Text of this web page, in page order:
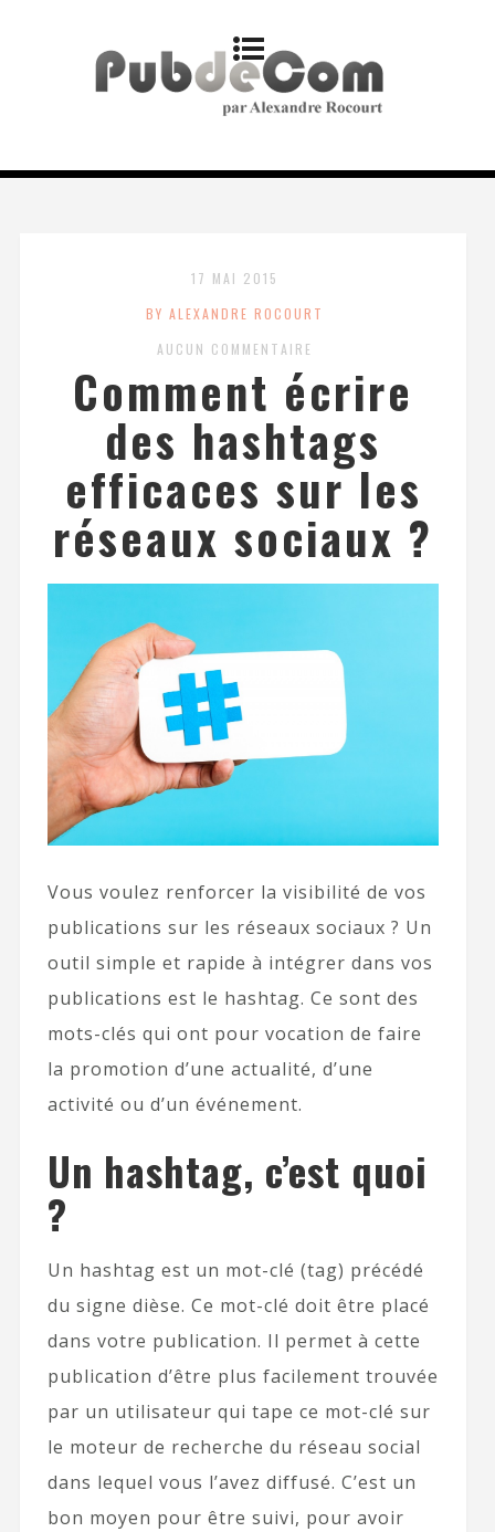
17 MAI 2015
BY ALEXANDRE ROCOURT
AUCUN COMMENTAIRE
Comment écrire
des hashtags
efficaces sur les
réseaux sociaux ?
Vous voulez renforcer la visibilité de vos
publications sur les réseaux sociaux ? Un
outil simple et rapide à intégrer dans vos
publications est le hashtag. Ce sont des
mots-clés qui ont pour vocation de faire
la promotion d’une actualité, d’une
activité ou d’un événement.
Un hashtag, c’est quoi
?
Un hashtag est un mot-clé (tag) précédé
du signe dièse. Ce mot-clé doit être placé
dans votre publication. Il permet à cette
publication d’être plus facilement trouvée
par un utilisateur qui tape ce mot-clé sur
le moteur de recherche du réseau social
dans lequel vous l’avez diffusé. C’est un
bon moyen pour être suivi, pour avoir